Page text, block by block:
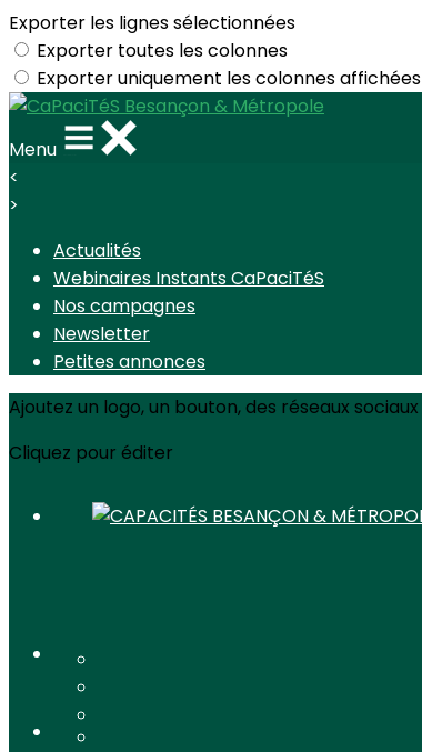
Exporter les lignes sélectionnées
Exporter toutes les colonnes
Exporter uniquement les colonnes affichées
Menu
<
>
Actualités
Webinaires Instants CaPaciTéS
Nos campagnes
Newsletter
Petites annonces
Ajoutez un logo, un bouton, des réseaux sociaux
Cliquez pour éditer